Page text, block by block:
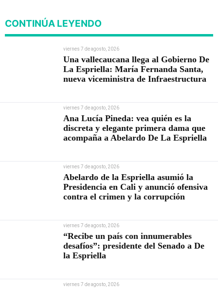
CONTINÚA LEYENDO
viernes 7 de agosto, 2026
Una vallecaucana llega al Gobierno De
La Espriella: María Fernanda Santa,
nueva viceministra de Infraestructura
viernes 7 de agosto, 2026
Ana Lucía Pineda: vea quién es la
discreta y elegante primera dama que
acompaña a Abelardo De La Espriella
viernes 7 de agosto, 2026
Abelardo de la Espriella asumió la
Presidencia en Cali y anunció ofensiva
contra el crimen y la corrupción
viernes 7 de agosto, 2026
“Recibe un país con innumerables
desafíos”: presidente del Senado a De
la Espriella
viernes 7 de agosto, 2026